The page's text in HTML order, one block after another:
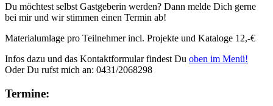
Du möchtest selbst Gastgeberin werden? Dann melde Dich gerne
bei mir und wir stimmen einen Termin ab!
Materialumlage pro Teilnehmer incl. Projekte und Kataloge 12,-€
Infos dazu und das Kontaktformular findest Du oben im Menü!
Oder Du rufst mich an: 0431/2068298
Termine: